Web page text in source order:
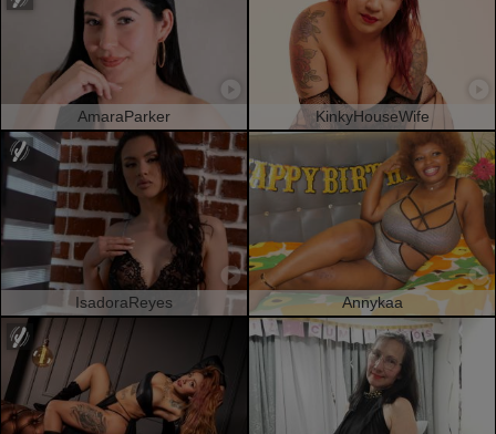
AmaraParker KinkyHouseWife
IsadoraReyes Annykaa